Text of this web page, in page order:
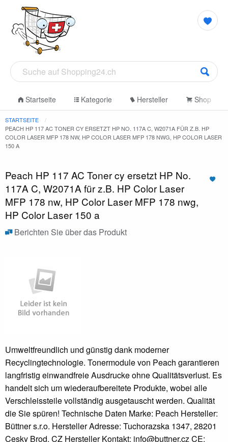
Startseite Kategorie Hersteller Shop
STARTSEITE
PEACH HP 117 AC TONER CY ERSETZT HP NO. 117A C, W2071A FÜR Z.B. HP
COLOR LASER MFP 178 NW, HP COLOR LASER MFP 178 NWG, HP COLOR LASER
150 A
Peach HP 117 AC Toner cy ersetzt HP No.
117A C, W2071A für z.B. HP Color Laser
MFP 178 nw, HP Color Laser MFP 178 nwg,
HP Color Laser 150 a
Berichten Sie über das Produkt
Umweltfreundlich und günstig dank moderner
Recyclingtechnologie. Tonermodule von Peach garantieren
langfristig einwandfreie Ausdrucke ohne Qualitätsverlust. Es
handelt sich um wiederaufbereitete Produkte, wobei alle
Verschleissteile vollständig ausgetauscht werden. Qualität
die Sie spüren! Technische Daten Marke: Peach Hersteller:
Büttner s.r.o. Hersteller Adresse: Tuchorazska 1347, 28201
Cesky Brod, CZ Hersteller Kontakt: info@buttner.cz CE: